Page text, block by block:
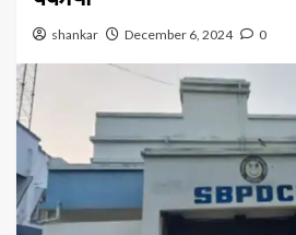
shankar December 6, 2024 0